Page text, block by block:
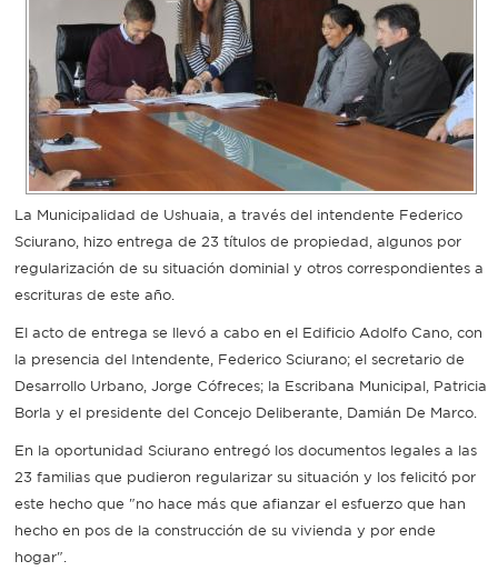
Boleto
estudiantil
Recorrido
colectivos
Recarga
SUBE
La Municipalidad de Ushuaia, a través del intendente Federico
Sciurano, hizo entrega de 23 títulos de propiedad, algunos por
regularización de su situación dominial y otros correspondientes a
escrituras de este año.
El acto de entrega se llevó a cabo en el Edificio Adolfo Cano, con
la presencia del Intendente, Federico Sciurano; el secretario de
Desarrollo Urbano, Jorge Cófreces; la Escribana Municipal, Patricia
Borla y el presidente del Concejo Deliberante, Damián De Marco.
En la oportunidad Sciurano entregó los documentos legales a las
23 familias que pudieron regularizar su situación y los felicitó por
este hecho que "no hace más que afianzar el esfuerzo que han
hecho en pos de la construcción de su vivienda y por ende
hogar".